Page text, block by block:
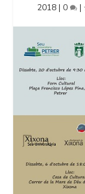
2018 |0 |